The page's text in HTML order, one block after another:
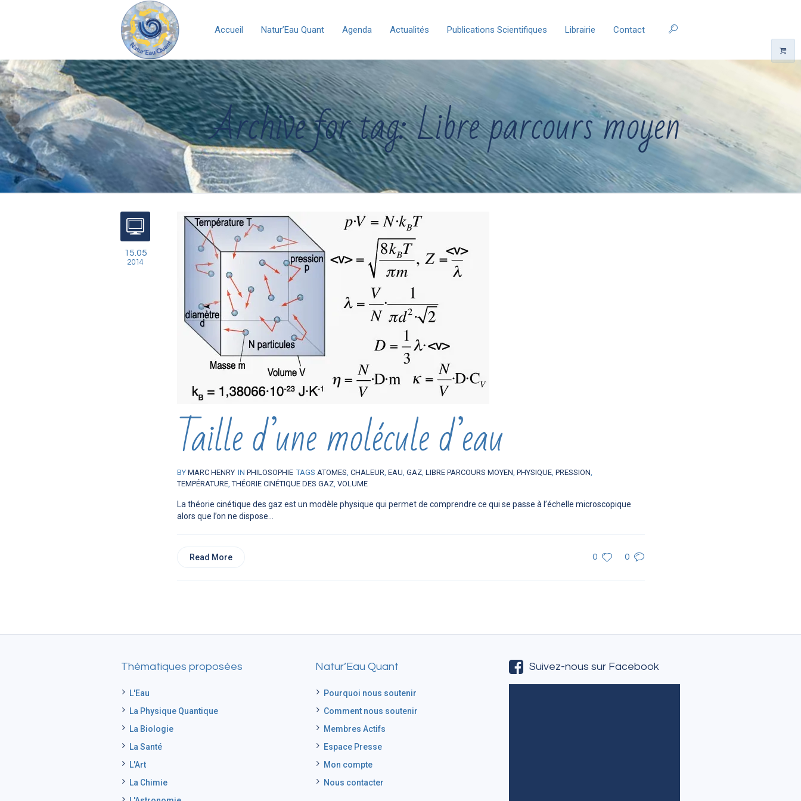
Accueil Natur’Eau Quant Agenda Actualités Publications Scientifiques Librairie Contact
Archive for tag: Libre parcours moyen
15.05
2014
Taille d’une molécule d’eau
BY MARC HENRY IN PHILOSOPHIE TAGS ATOMES, CHALEUR, EAU, GAZ, LIBRE PARCOURS MOYEN, PHYSIQUE, PRESSION,
TEMPÉRATURE,THÉORIE CINÉTIQUE DES GAZ, VOLUME
La théorie cinétique des gaz est un modèle physique qui permet de comprendre ce qui se passe à l’échelle microscopique
alors que l’on ne dispose...
0 0
Read More
Thématiques proposées
L'Eau
La Physique Quantique
La Biologie
La Santé
L'Art
La Chimie
Natur’Eau Quant
Pourquoi nous soutenir
Comment nous soutenir
Membres Actifs
Espace Presse
Mon compte
Nous contacter
Suivez-nous sur Facebook